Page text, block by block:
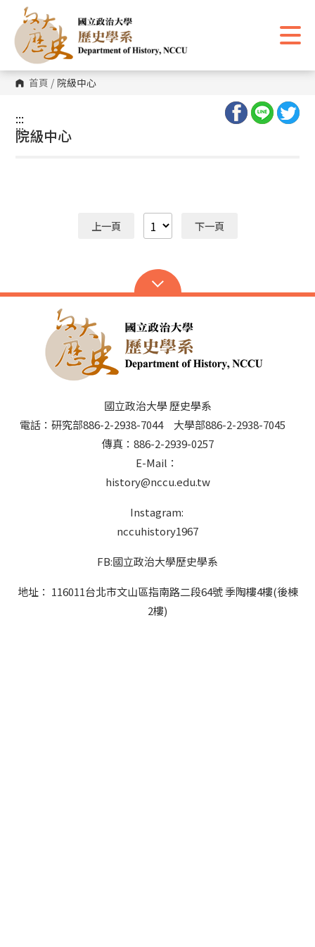
主
要
內
區
塊 首頁 / 院級中心
:::
:::
院級中心
上一頁 下一頁
國立政治大學 歷史學系
電話：研究部886-2-2938-7044 大學部886-2-2938-7045
傳真：886-2-2939-0257
E-Mail：
history@nccu.edu.tw
Instagram:
nccuhistory1967
FB:國立政治大學歷史學系
地址： 116011台北市文山區指南路二段64號 季陶樓4樓(後棟
2樓)